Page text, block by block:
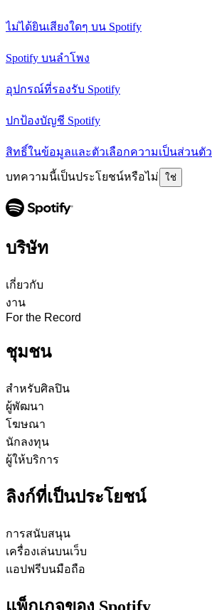
ไม่ได้ยินเสียงใดๆ บน Spotify
Spotify บนลำโพง
อุปกรณ์ที่รองรับ Spotify
ปกป้องบัญชี Spotify
สิทธิ์ในข้อมูลและตัวเลือกความเป็นส่วนตัว
บทความนี้เป็นประโยชน์หรือไม่ ใช่
บริษัท
เกี่ยวกับ
งาน
For the Record
ชุมชน
สำหรับศิลปิน
ผู้พัฒนา
โฆษณา
นักลงทุน
ผู้ให้บริการ
ลิงก์ที่เป็นประโยชน์
การสนับสนุน
เครื่องเล่นบนเว็บ
แอปฟรีบนมือถือ